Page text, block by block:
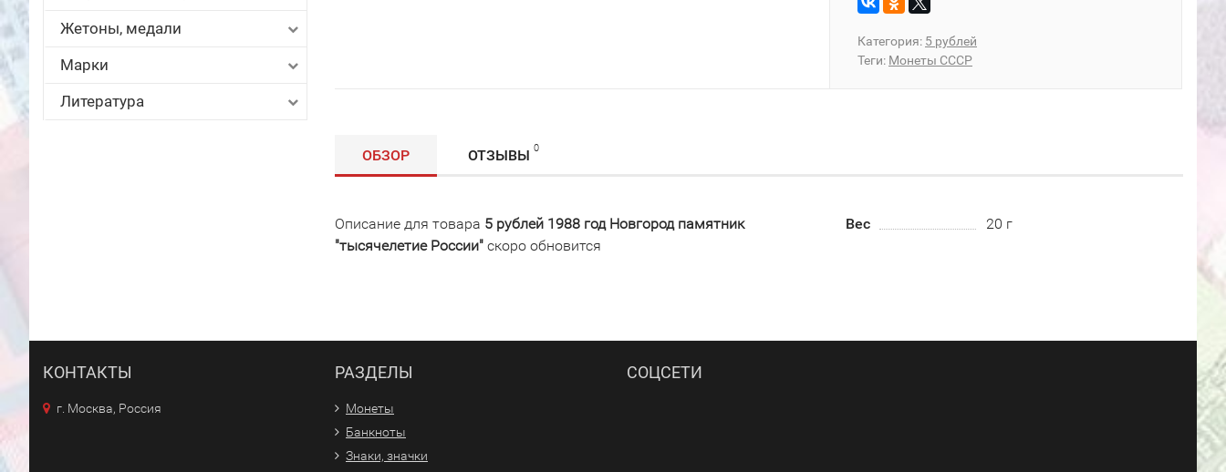
Жетоны, медали
Марки
Литература
Категория: 5 рублей
Теги: Монеты СССР
ОБЗОР ОТЗЫВЫ 0
Описание для товара 5 рублей 1988 год Новгород памятник
"тысячелетие России" скоро обновится
Вес 20 г
КОНТАКТЫ
г. Москва, Россия
РАЗДЕЛЫ
Монеты
Банкноты
Знаки, значки
СОЦСЕТИ